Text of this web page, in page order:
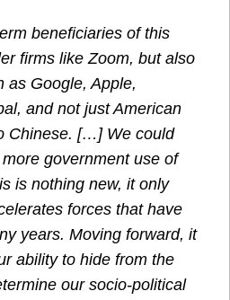
beneficiaries of this
firms like Zoom, but also
as Google, Apple,
and not just American
Chinese. […] We could
government use of
is nothing new, it only
forces that have
years. Moving forward, it
ability to hide from the
our socio-political